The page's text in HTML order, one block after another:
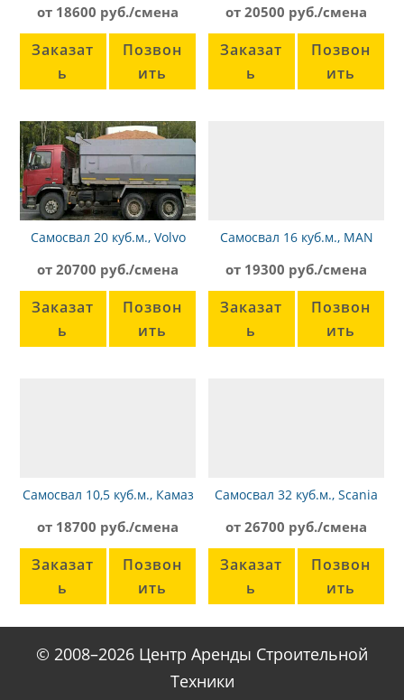
от 18600 руб./смена
Заказат
ь
Позвон
ить
от 20500 руб./смена
Заказат
ь
Позвон
ить
Самосвал 20 куб.м., Volvo
от 20700 руб./смена
Заказат
ь
Позвон
ить
Самосвал 16 куб.м., MAN
от 19300 руб./смена
Заказат
ь
Позвон
ить
Самосвал 10,5 куб.м., Камаз
от 18700 руб./смена
Заказат
ь
Позвон
ить
Самосвал 32 куб.м., Scania
от 26700 руб./смена
Заказат
ь
Позвон
ить
© 2008–2026 Центр Аренды Строительной
Техники